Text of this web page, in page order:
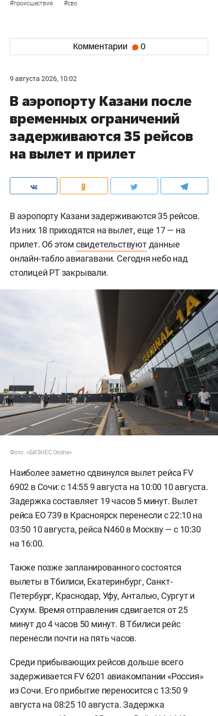
#происшествия #сво
Комментарии 0
9 августа 2026, 10:02
В аэропорту Казани после
временных ограничений
задерживаются 35 рейсов
на вылет и прилет
В аэропорту Казани задерживаются 35 рейсов.
Из них 18 приходятся на вылет, еще 17 — на
прилет. Об этом свидетельствуютданные
онлайн-табло авиагавани. Сегодня небо над
столицей РТ закрывали.
Фото: «БИЗНЕС Online»
Наиболее заметно сдвинулся вылет рейса FV
6902 в Сочи: с 14:55 9 августа на 10:00 10 августа.
Задержка составляет 19 часов 5 минут. Вылет
рейса EO 739 в Красноярск перенесли с 22:10 на
03:50 10 августа, рейса N460 в Москву — с 10:30
на 16:00.
Также позже запланированного состоятся
вылеты в Тбилиси, Екатеринбург, Санкт-
Петербург, Краснодар, Уфу, Анталью, Сургут и
Сухум. Время отправления сдвигается от 25
минут до 4 часов 50 минут. В Тбилиси рейс
перенесли почти на пять часов.
Среди прибывающих рейсов дольше всего
задерживается FV 6201 авиакомпании «Россия»
из Сочи. Его прибытие переносится с 13:50 9
августа на 08:25 10 августа. Задержка